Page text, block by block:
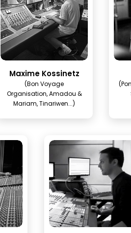
Maxime Kossinetz
(Bon Voyage
Organisation, Amadou &
Mariam, Tinariwen...)